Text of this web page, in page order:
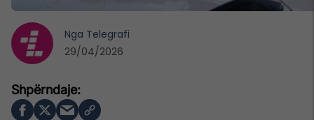
Nga Telegrafi
29/04/2026